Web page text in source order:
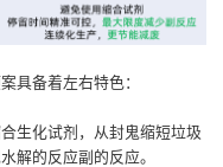
具备着左右特色：
生化试剂，从封鬼缩短垃圾
解的反应副的反应。